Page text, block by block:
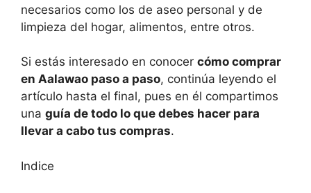
necesarios como los de aseo personal y de
limpieza del hogar, alimentos, entre otros.
Si estás interesado en conocer cómo comprar
en Aalawao paso a paso, continúa leyendo el
artículo hasta el final, pues en él compartimos
una guía de todo lo que debes hacer para
llevar a cabo tus compras.
Indice